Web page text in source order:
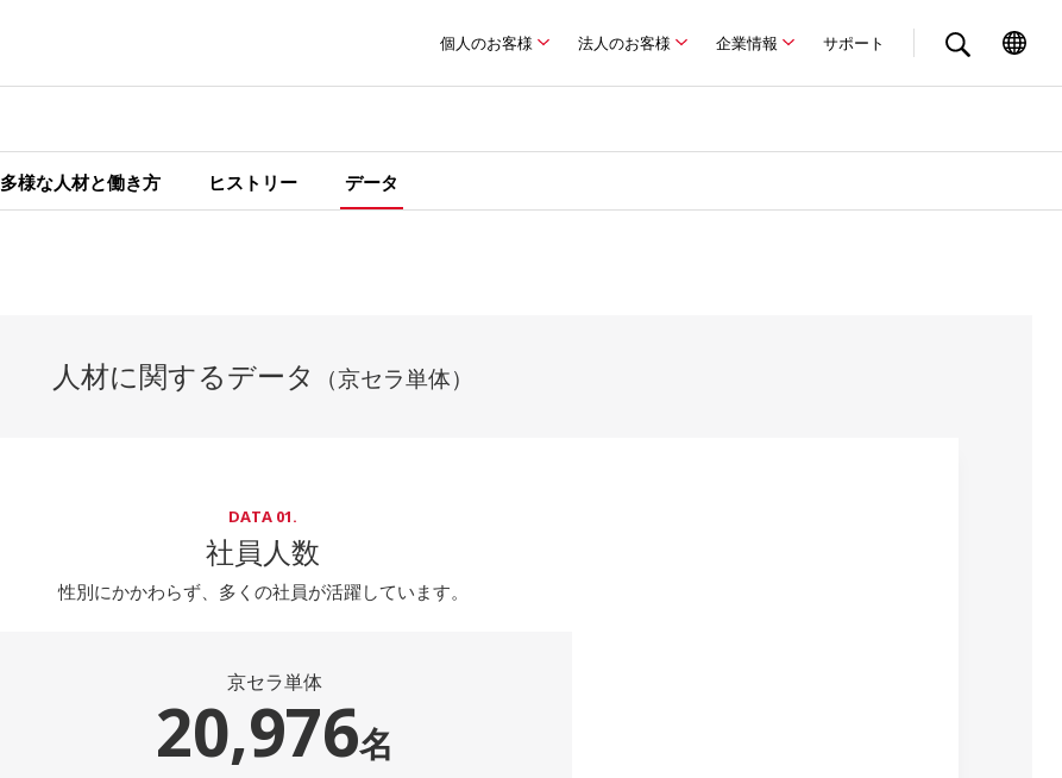
個人のお客様 法人のお客様 企業情報 サポート
多様な人材と働き方 ヒストリー データ
人材に関するデータ （京セラ単体）
DATA 01.
社員人数
性別にかかわらず、 多くの社員が活躍しています。
京セラ単体
20,976名